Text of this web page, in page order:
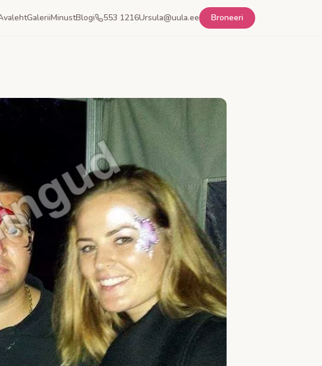
GaleriiMinustBlogi 553 1216Ursula@uula.ee Broneeri